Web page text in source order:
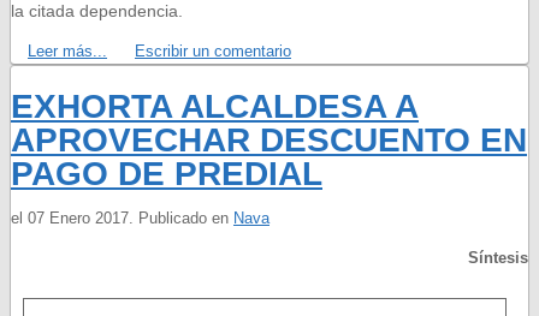
la citada dependencia.
Leer más... Escribir un comentario
EXHORTA ALCALDESA A
APROVECHAR DESCUENTO EN
PAGO DE PREDIAL
el 07 Enero 2017. Publicado en Nava
Síntesis